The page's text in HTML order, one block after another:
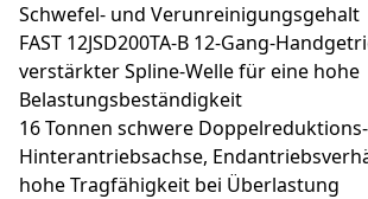
Schwefel- und Verunreinigungsgehalt
FAST 12JSD200TA-B 12-Gang-
verstärkter Spline-Welle für eine hohe
Belastungsbeständigkeit
16 Tonnen schwere Doppelreduktions-
Hinterantriebsachse,
hohe Tragfähigkeit bei Überlastung